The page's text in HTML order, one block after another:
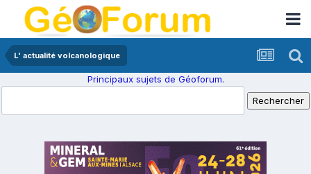
L' actualité volcanologique
Principaux sujets de Géoforum.